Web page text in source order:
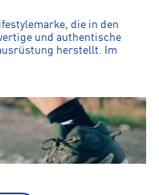
die in den
und authentische
herstellt. Im